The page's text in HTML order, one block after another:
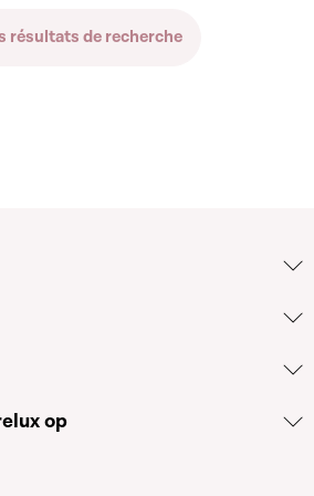
résultats de recherche
op